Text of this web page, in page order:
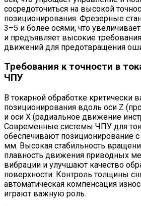
сосредоточиться на высокой
позиционирования. Фрезерные
3–5 и более осями, что
и предъявляет высокие
движений для предотвращения
Требования к точности в
ЧПУ
В токарной обработке критически
позиционирования вдоль оси Z
и оси X (радиальное движение
Современные системы ЧПУ для
обеспечивают позиционирование
мм. Высокая стабильность
плавность движения приводных
вибрации и улучшают качество
поверхности. Контроль толщины
автоматическая компенсация
играют важную роль.